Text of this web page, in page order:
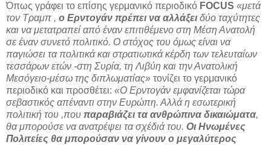
Όπως γράφει το επίσης γερμανικό περιοδικό FOCUS «μετά
τον Τραμπ , ο Ερντογάν πρέπει να αλλάξει δύο ταχύτητες
και να μετατραπεί από έναν επιτιθέμενο στη Μέση Ανατολή
σε έναν συνετό πολιτικό. Ο στόχος του όμως είναι να
παγιώσει τα πολιτικά και στρατιωτικά κέρδη των τελευταίων
τεσσάρων ετών -στη Συρία, τη Λιβύη και την Ανατολική
Μεσόγειο-μέσω της διπλωματίας» τονίζει το γερμανικό
περιοδικό και προσθέτει: «Ο Ερντογάν εμφανίζεται τώρα
σεβαστικός απέναντι στην Ευρώπη. Αλλά η εσωτερική
πολιτική του ,που παραβιάζει τα ανθρώπινα δικαιώματα,
θα μπορούσε να ανατρέψει τα σχέδιά του. Οι Ηνωμένες
Πολιτείες θα μπορούσαν να γίνουν ο μεγαλύτερος